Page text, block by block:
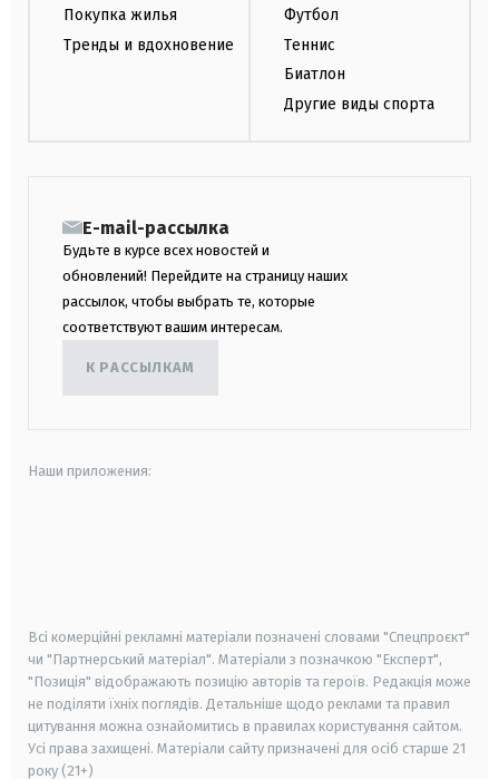
Покупка жилья
Тренды и вдохновение
Футбол
Теннис
Биатлон
Другие виды спорта
E-mail-рассылка
Будьте в курсе всех новостей и
обновлений! Перейдите на страницу наших
рассылок, чтобы выбрать те, которые
соответствуют вашим интересам.
К РАССЫЛКАМ
Наши приложения:
Всі комерційні рекламні матеріали позначені словами "Спецпроєкт"
чи "Партнерський матеріал". Матеріали з позначкою "Експерт",
"Позиція" відображають позицію авторів та героїв. Редакція може
не поділяти їхніх поглядів. Детальніше щодо реклами та правил
цитування можна ознайомитись в правилах користування сайтом.
Усі права захищені. Матеріали сайту призначені для осіб старше 21
року (21+)